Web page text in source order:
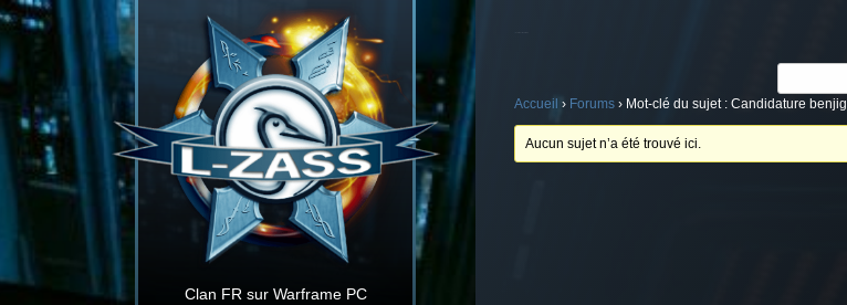
Clan FR sur Warframe PC
Accueil › Forums › Mot-clé du sujet : Candidature benjig
Aucun sujet n’a été trouvé ici.